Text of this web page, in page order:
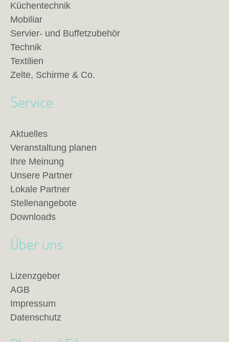
Küchentechnik
Mobiliar
Servier- und Buffetzubehör
Technik
Textilien
Zelte, Schirme & Co.
Service
Aktuelles
Veranstaltung planen
Ihre Meinung
Unsere Partner
Lokale Partner
Stellenangebote
Downloads
Über uns
Lizenzgeber
AGB
Impressum
Datenschutz